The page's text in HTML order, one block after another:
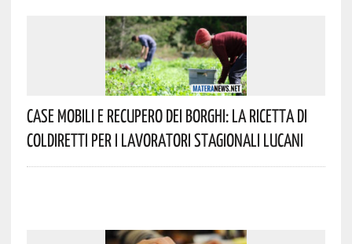
Case Mobili E Recupero Dei Borghi: La Ricetta Di
Coldiretti Per I Lavoratori Stagionali Lucani